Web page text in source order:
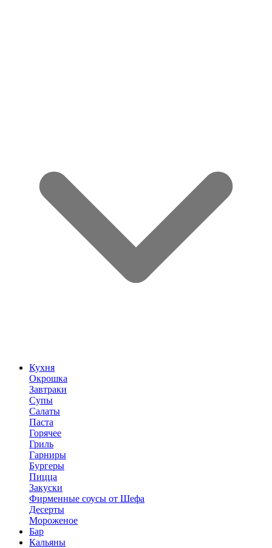
Кухня
Окрошка
Завтраки
Супы
Салаты
Паста
Горячее
Гриль
Гарниры
Бургеры
Пицца
Закуски
Фирменные соусы от Шефа
Десерты
Мороженое
Бар
Кальяны